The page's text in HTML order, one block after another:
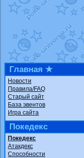
Главная ★
Новости
Правила/FAQ
Старый сайт
База эвентов
Игра сайта
Покедекс
Покедекс
Атакдекс
Способности